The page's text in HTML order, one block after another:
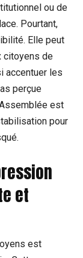
ou de
Pourtant,
Elle peut
citoyens de
accentuer les
perçue
est
pour
et
est